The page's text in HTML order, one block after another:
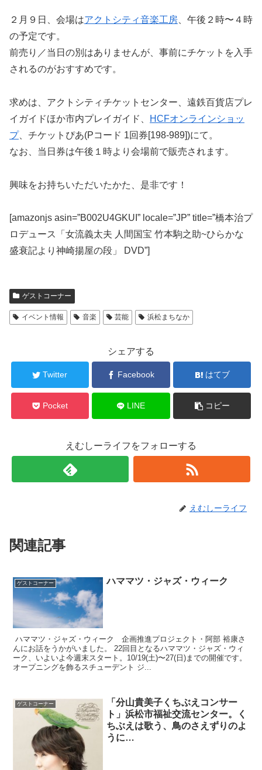
２月９日、会場はアクトシティ音楽工房 、午後２時〜４時
の予定です。
前売り／当日の別はありませんが、事前にチケットを入手
されるのがおすすめです。
求めは、アクトシティチケットセンター、遠鉄百貨店プレ
イガイドほか市内プレイガイド、
HCFオンラインショッ
プ、チケットぴあ(Pコード 1回券[198-989])にて。
なお、当日券は午後１時より会場前で販売されます。
興味をお持ちいただいたかた、是非です！
[amazonjs asin=”B002U4GKUI” locale=”JP” title=”橋本治プ
ロデュース「女流義太夫 人間国宝 竹本駒之助~ひらかな
盛衰記より神崎揚屋の段」 DVD”]
ゲストコーナー
イベント情報 音楽 芸能 浜松まちなか
シェアする
Twitter Facebook はてブ
Pocket LINE コピー
えむしーライフをフォローする
えむしーライフ
関連記事
ゲストコーナー ハママツ・ジャズ・ウィーク
ハママツ・ジャズ・ウィーク 企画推進プロジェクト・阿部 裕康さ
んにお話をうかがいました。 22回目となるハママツ・ジャズ・ウィ
ーク、いよいよ今週末スタート。10/19(土)〜27(日)までの開催です。
オープニングを飾るスチューデント ジ...
ゲストコーナー
「分山貴美子くちぶえコンサー
ト」浜松市福祉交流センター。く
ちぶえは歌う、鳥のさえずりのよ
うに…